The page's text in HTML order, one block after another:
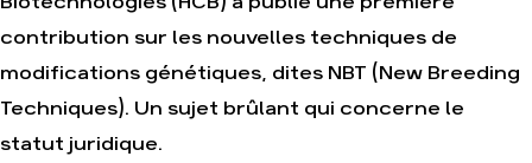
S'engager sur le
terrain
Agir au quotidien
Soutenir les
campagnes
Transmettre tout ou
Agriculture
Finance
Multinationales
contribution sur les nouvelles techniques de
modifications génétiques, dites NBT (New Breeding
Techniques). Un sujet brûlant qui concerne le
statut juridique.